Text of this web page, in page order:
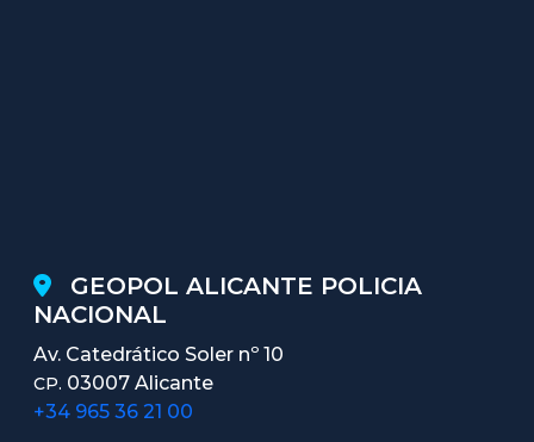
GEOPOL ALICANTE POLICIA
NACIONAL
Av. Catedrático Soler nº 10
CP. 03007 Alicante
+34 965 36 21 00